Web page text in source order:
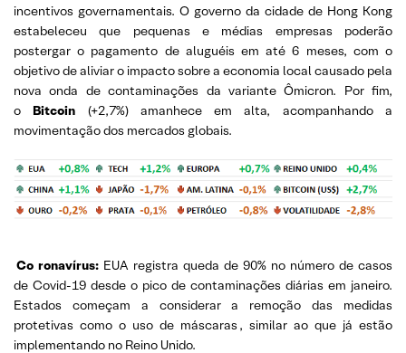
incentivos governamentais. O governo da cidade de Hong Kong
estabeleceu que pequenas e médias empresas poderão
postergar o pagamento de aluguéis em até 6 meses, com o
objetivo de aliviar o impacto sobre a economia local causado pela
nova onda de contaminações da variante Ômicron. Por fim,
o Bitcoin (+2,7%) amanhece em alta, acompanhando a
movimentação dos mercados globais.
Co ronavírus: EUA registra queda de 90% no número de casos
de Covid-19 desde o pico de contaminações diárias em janeiro.
Estados começam a considerar a remoção das medidas
protetivas como o uso de máscaras , similar ao que já estão
implementando no Reino Unido.